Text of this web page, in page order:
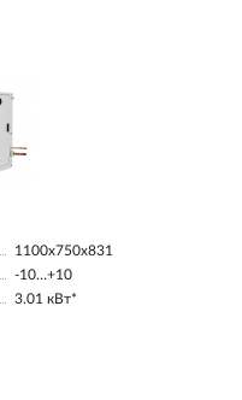
1100х750х831
-10…+10
3.01 кВт*